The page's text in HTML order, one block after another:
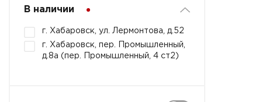
В наличии
г. Хабаровск, ул. Лермонтова, д.52
г. Хабаровск, пер. Промышленный,
д.8а (пер. Промышленный, 4 ст2)